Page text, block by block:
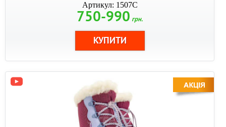
Артикул: 1507C
750-990 грн.